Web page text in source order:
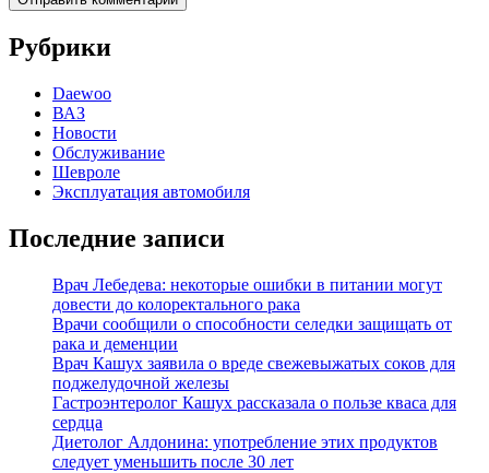
Рубрики
Daewoo
ВАЗ
Новости
Обслуживание
Шевроле
Эксплуатация автомобиля
Последние записи
Врач Лебедева: некоторые ошибки в питании могут
довести до колоректального рака
Врачи сообщили о способности селедки защищать от
рака и деменции
Врач Кашух заявила о вреде свежевыжатых соков для
поджелудочной железы
Гастроэнтеролог Кашух рассказала о пользе кваса для
сердца
Диетолог Алдонина: употребление этих продуктов
следует уменьшить после 30 лет